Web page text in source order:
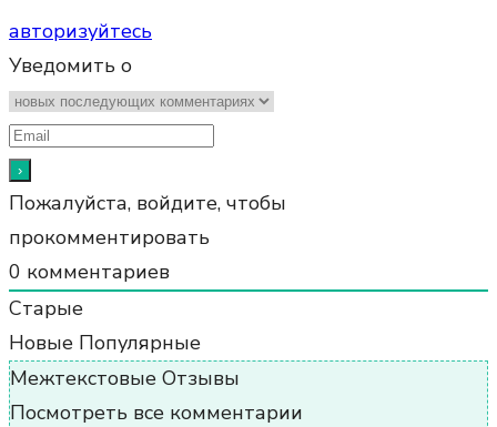
авторизуйтесь
Уведомить о
Пожалуйста, войдите, чтобы
прокомментировать
0 комментариев
Старые
Новые Популярные
Межтекстовые Отзывы
Посмотреть все комментарии